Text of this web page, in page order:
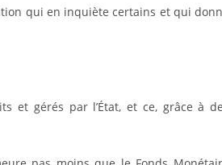
qui en inquiète certains et qui
et gérés par l’État, et ce, grâce à